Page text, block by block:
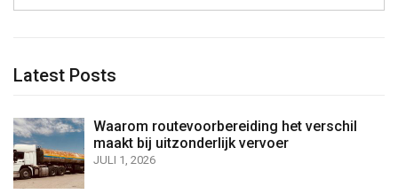
Latest Posts
Waarom routevoorbereiding het verschil
maakt bij uitzonderlijk vervoer
JULI 1, 2026